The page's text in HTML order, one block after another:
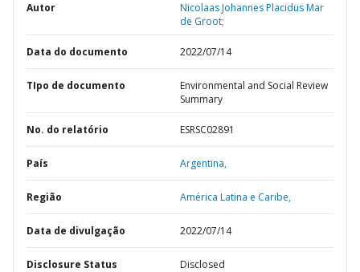
Autor
Nicolaas Johannes Placidus Mar
de Groot;
Data do documento 2022/07/14
TIpo de documento
Environmental and Social Review
Summary
No. do relatório ESRSC02891
País Argentina,
Região América Latina e Caribe,
Data de divulgação 2022/07/14
Disclosure Status Disclosed